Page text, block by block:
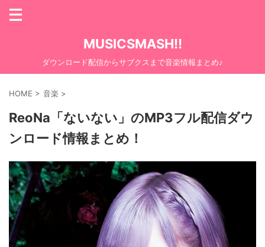
MUSICSMASH!!
ダウンロード配信からサブクスまで音楽情報まとめ♪
HOME > 音楽 >
ReoNa「ないない」のMP3フル配信ダウ
ンロード情報まとめ！